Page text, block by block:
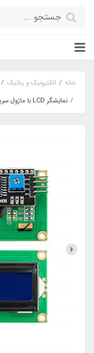
خانه الکترونیک و رباتیک
نمایشگر LCD با ماژول سریال 1602 با رابط IIC/I2C/TWI